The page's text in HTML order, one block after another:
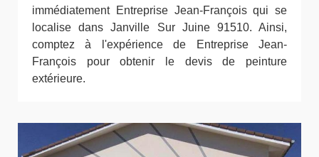
immédiatement Entreprise Jean-François qui se
localise dans Janville Sur Juine 91510. Ainsi,
comptez à l'expérience de Entreprise Jean-
François pour obtenir le devis de peinture
extérieure.